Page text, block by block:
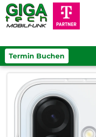
Termin Buchen